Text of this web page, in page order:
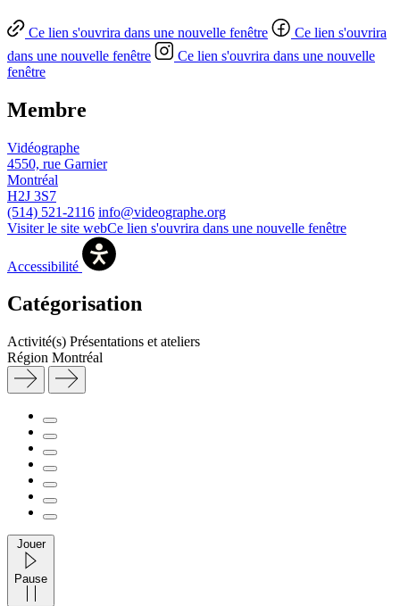
Ce lien s'ouvrira dans une nouvelle fenêtre
Ce lien s'ouvrira
dans une nouvelle fenêtre
Ce lien s'ouvrira dans une nouvelle
fenêtre
Membre
Vidéographe
4550, rue Garnier
Montréal
H2J 3S7
(514) 521-2116 info@videographe.org
Visiter le site webCe lien s'ouvrira dans une nouvelle fenêtre
Accessibilité
Catégorisation
Activité(s) Présentations et ateliers
Région Montréal
Jouer
Pause